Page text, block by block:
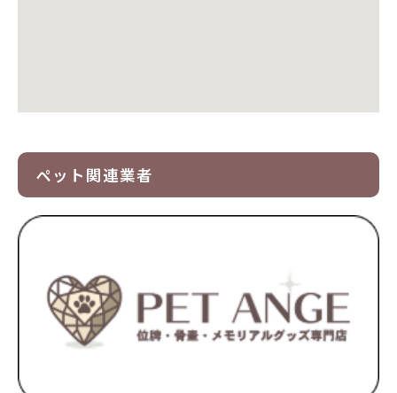
ペット関連業者